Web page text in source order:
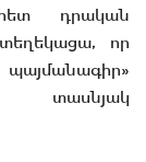
դրական
տեղեկացա, որ
տասնյակ